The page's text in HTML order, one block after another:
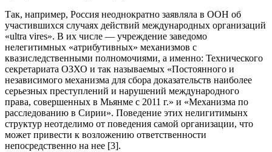
Так, например, Россия неоднократно заявляла в ООН об
участившихся случаях действий международных организаций
«ultra vires». В их числе — учреждение заведомо
нелегитимных «атрибутивных» механизмов с
квазиследственными полномочиями, а именно: Технического
секретариата ОЗХО и так называемых «Постоянного и
независимого механизма для сбора доказательств наиболее
серьезных преступлений и нарушений международного
права, совершенных в Мьянме с 2011 г.» и «Механизма по
расследованию в Сирии». Поведение этих нелигитимынх
структур неотделимо от поведения самой организации, что
может привести к возложению ответственности
непосредственно на нее [3].